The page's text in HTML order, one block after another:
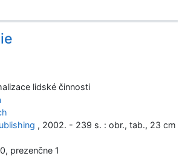
lidské činnosti
, 2002. - 239 s. : obr., tab., 23 cm
prezenčne 1